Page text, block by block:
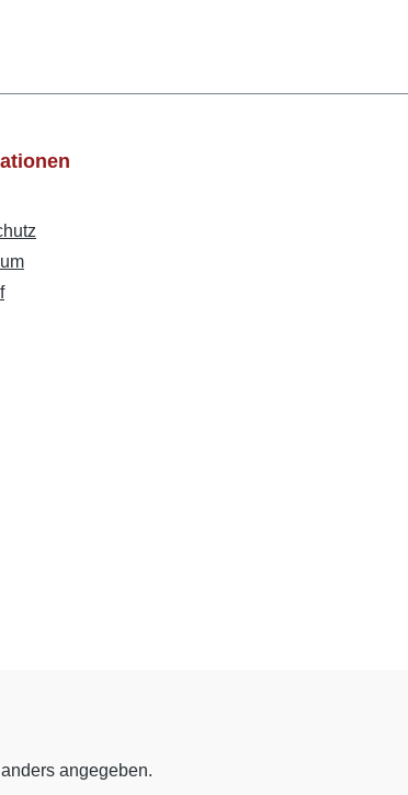
angegeben.